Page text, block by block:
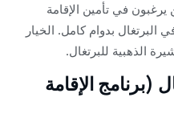
يرغبون في تأمين الإقامة
البرتغال بدوام كامل. الخيار
الذهبية للبرتغال.
(برنامج الإقامة